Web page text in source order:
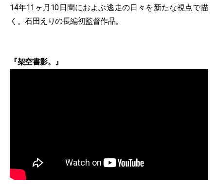
14年11ヶ月10日間におよぶ逃走の日々を新たな視点で描
く。石田えりの長編初監督作品。
『架空書影。』